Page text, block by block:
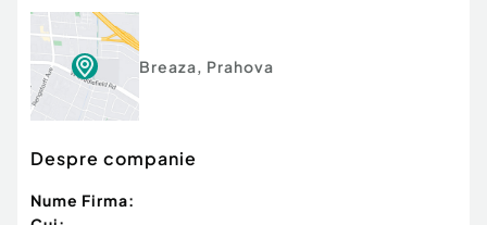
Număr niveluri imobil:
Număr Băi:2
Nr. locuri parcare:2
Curent
Apă
Gaz
Breaza, Prahova
Despre companie
Nume Firma: